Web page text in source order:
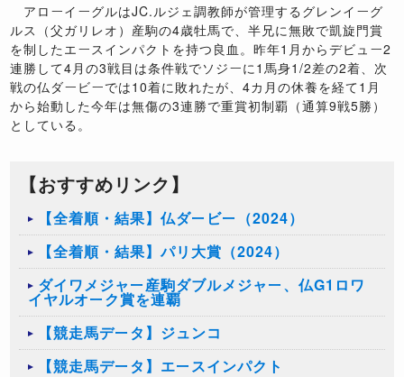
アローイーグルはJC.ルジェ調教師が管理するグレンイーグ
ルス（父ガリレオ）産駒の4歳牡馬で、半兄に無敗で凱旋門賞
を制したエースインパクトを持つ良血。昨年1月からデビュー2
連勝して4月の3戦目は条件戦でソジーに1馬身1/2差の2着、次
戦の仏ダービーでは10着に敗れたが、4カ月の休養を経て1月
から始動した今年は無傷の3連勝で重賞初制覇（通算9戦5勝）
としている。
【おすすめリンク】
【全着順・結果】仏ダービー（2024）
【全着順・結果】パリ大賞（2024）
ダイワメジャー産駒ダブルメジャー、仏G1ロワ
イヤルオーク賞を連覇
【競走馬データ】ジュンコ
【競走馬データ】エースインパクト